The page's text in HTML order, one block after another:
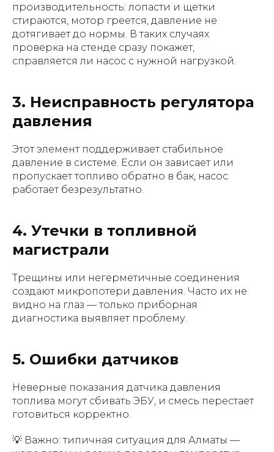
производительность: лопасти и щетки
стираются, мотор греется, давление не
дотягивает до нормы. В таких случаях
проверка на стенде сразу покажет,
справляется ли насос с нужной нагрузкой.
3. Неисправность регулятора
давления
Этот элемент поддерживает стабильное
давление в системе. Если он зависает или
пропускает топливо обратно в бак, насос
работает безрезультатно.
4. Утечки в топливной
магистрали
Трещины или негерметичные соединения
создают микропотери давления. Часто их не
видно на глаз — только приборная
диагностика выявляет проблему.
5. Ошибки датчиков
Неверные показания датчика давления
топлива могут сбивать ЭБУ, и смесь перестает
готовиться корректно.
💡 Важно: типичная ситуация для Алматы —